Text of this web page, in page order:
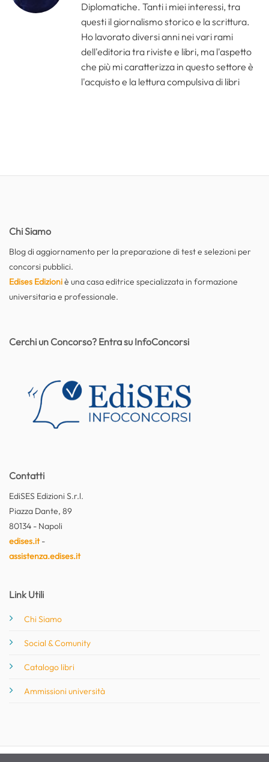
Diplomatiche. Tanti i miei interessi, tra
questi il giornalismo storico e la scrittura.
Ho lavorato diversi anni nei vari rami
dell'editoria tra riviste e libri, ma l'aspetto
che più mi caratterizza in questo settore è
l'acquisto e la lettura compulsiva di libri
Chi Siamo
Blog di aggiornamento per la preparazione di test e selezioni per
concorsi pubblici.
Edises Edizioniè una casa editrice specializzata in formazione
universitaria e professionale.
Contatti
EdiSES Edizioni S.r.l.
Piazza Dante, 89
80134 - Napoli
edises.it-
assistenza.edises.it
Link Utili
Chi Siamo
Social & Comunity
Catalogo libri
Ammissioni università
Cerchi un Concorso? Entra su InfoConcorsi